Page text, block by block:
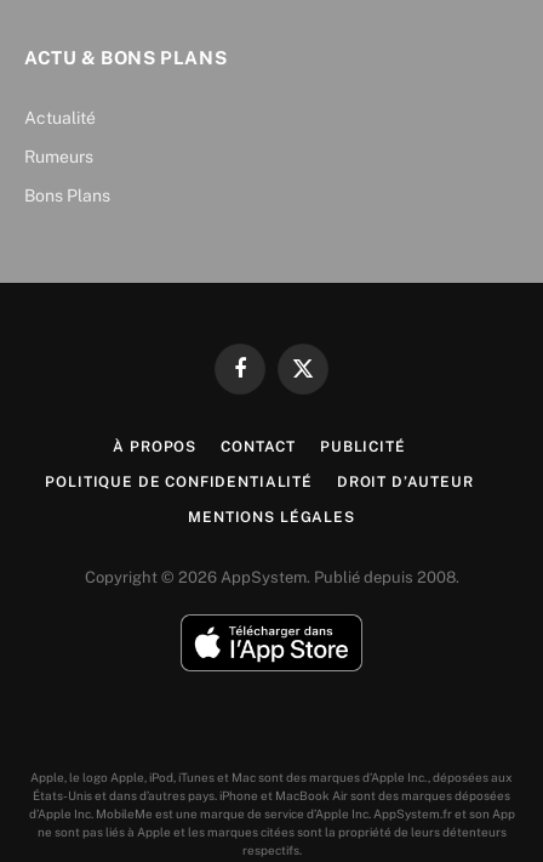
ACTU & BONS PLANS
Actualité
Rumeurs
Bons Plans
FacebookX
À PROPOS CONTACT PUBLICITÉ
POLITIQUE DE CONFIDENTIALITÉ DROIT D’AUTEUR
MENTIONS LÉGALES
Copyright © 2026 AppSystem. Publié depuis 2008.
Apple, le logo Apple, iPod, iTunes et Mac sont des marques d’Apple Inc., déposées aux
États-Unis et dans d’autres pays. iPhone et MacBook Air sont des marques déposées
d’Apple Inc. MobileMe est une marque de service d’Apple Inc. AppSystem.fr et son App
ne sont pas liés à Apple et les marques citées sont la propriété de leurs détenteurs
respectifs.